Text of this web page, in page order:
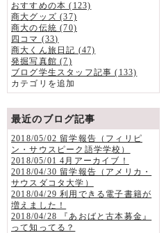
おすすめの本 (123)
商大グッズ (37)
商大の伝統 (70)
四コマ (33)
商大くん旅日記 (47)
発掘写真館 (7)
ブログ学生スタッフ記事 (133)
カテゴリを追加
最近のブログ記事
2018/05/02 留学報告（フィリピ
ン・サウスピーク語学学校）
2018/05/01 4月アーカイブ！
2018/04/30 留学報告（アメリカ・
サウスダコタ大学）
2018/04/29 利用できる電子書籍が
増えました！
2018/04/28 『あおばと古本募金』
って知ってる？